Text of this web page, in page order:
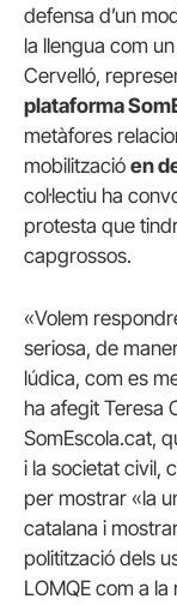
defensa d’un
la llengua com
Cervelló,
plataforma
metàfores
mobilització en
col·lectiu ha
protesta que
capgrossos.
«Volem
seriosa, de
lúdica, com es
ha afegit Teresa
SomEscola.cat,
i la societat civil,
per mostrar «la
catalana i
politització dels
LOMQE com a